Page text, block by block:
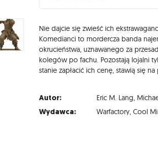
Nie dajcie się zwieść ich
Komedianci to mordercza banda
okrucieństwa, uznawanego za
kolegów po fachu. Pozostają lojalni
Autor: Eric M. Lang,
Wydawca: Warfactory,Cool